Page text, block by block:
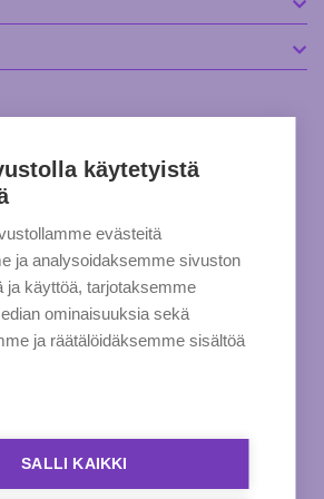
käytetyistä
evästeitä
ja analysoidaksemme sivuston
ja käyttöä, tarjotaksemme
ominaisuuksia sekä
ja räätälöidäksemme sisältöä
SALLI KAIKKI